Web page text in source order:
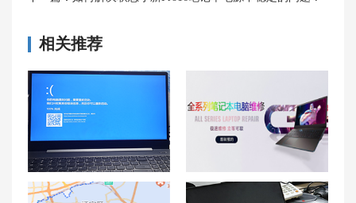
相关推荐
联想笔记本电脑蓝屏问题：蓝屏重启、开机蓝屏、蓝屏怎么一键恢复 太原联想笔记本维修中心_太原联想电脑售后服务网点|售后电话